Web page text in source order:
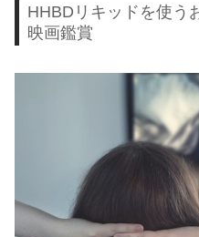
HHBDリキッドを使
映画鑑賞